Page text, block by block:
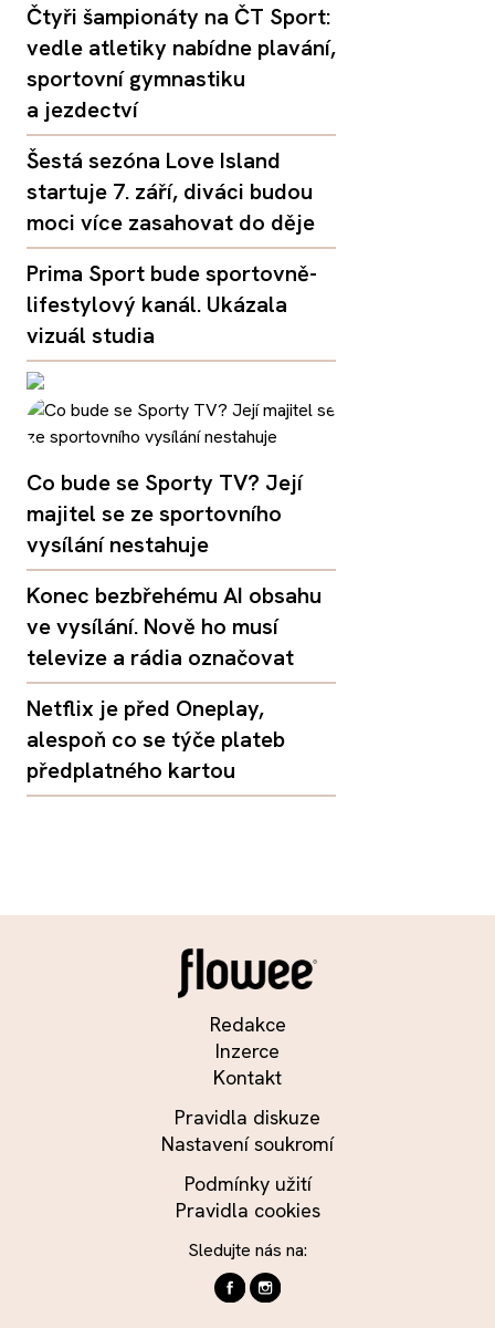
Čtyři šampionáty na ČT Sport:
vedle atletiky nabídne plavání,
sportovní gymnastiku
a jezdectví
Šestá sezóna Love Island
startuje 7. září, diváci budou
moci více zasahovat do děje
Prima Sport bude sportovně-
lifestylový kanál. Ukázala
vizuál studia
Co bude se Sporty TV? Její
majitel se ze sportovního
vysílání nestahuje
Konec bezbřehému AI obsahu
ve vysílání. Nově ho musí
televize a rádia označovat
Netflix je před Oneplay,
alespoň co se týče plateb
předplatného kartou
Redakce
Inzerce
Kontakt
Pravidla diskuze
Nastavení soukromí
Podmínky užití
Pravidla cookies
Sledujte nás na: